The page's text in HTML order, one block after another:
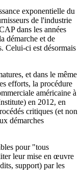
exponentielle du
de l'industrie
dans les années
démarche et de
Celui-ci est désormais
et dans le même
efforts, la procédure
américaine à
en 2012, en
critiques (et non
démarches
pour "tous
leur mise en œuvre
support) par les